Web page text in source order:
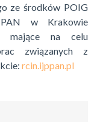
ze środków POIG
w Krakowie
mające na celu
związanych z
rcin.ijppan.pl